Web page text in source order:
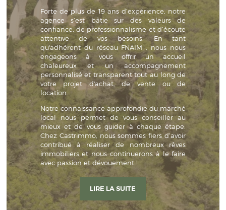
Forte de plus de 19 ans d’expérience, notre
agence s’est bâtie sur des valeurs de
confiance, de professionnalisme et d’écoute
attentive de vos besoins. En tant
qu'adhérent du réseau FNAIM , nous nous
engageons à vous offrir un accueil
chaleureux et un accompagnement
personnalisé et transparent tout au long de
votre projet d'achat, de vente ou de
location.
Notre connaissance approfondie du marché
local nous permet de vous conseiller au
mieux et de vous guider à chaque étape.
Chez Castrimmo, nous sommes fiers d’avoir
contribué à réaliser de nombreux rêves
immobiliers et nous continuerons à le faire
avec passion et dévouement !
LIRE LA SUITE